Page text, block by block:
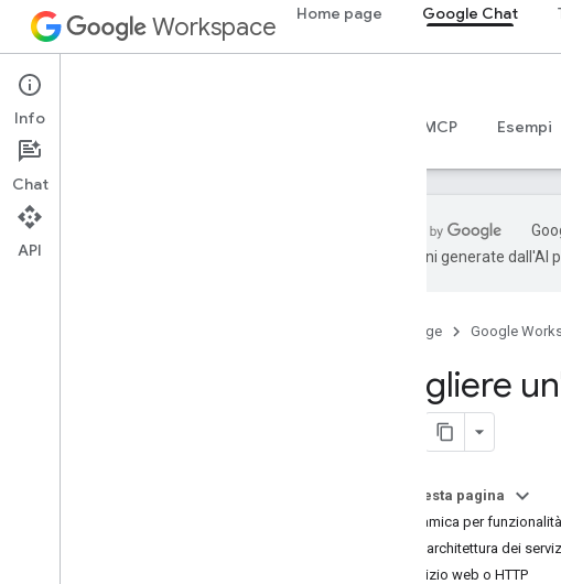
Workspace Home page Google Chat
Google Chat
Panoramica Server MCP Esempi
traduzioni generate dall'AI
Home page Google
Scegliere
Su questa pagina
Panoramica per
Stili di architettura dei
Servizio web o HTTP
Info
Chat
API